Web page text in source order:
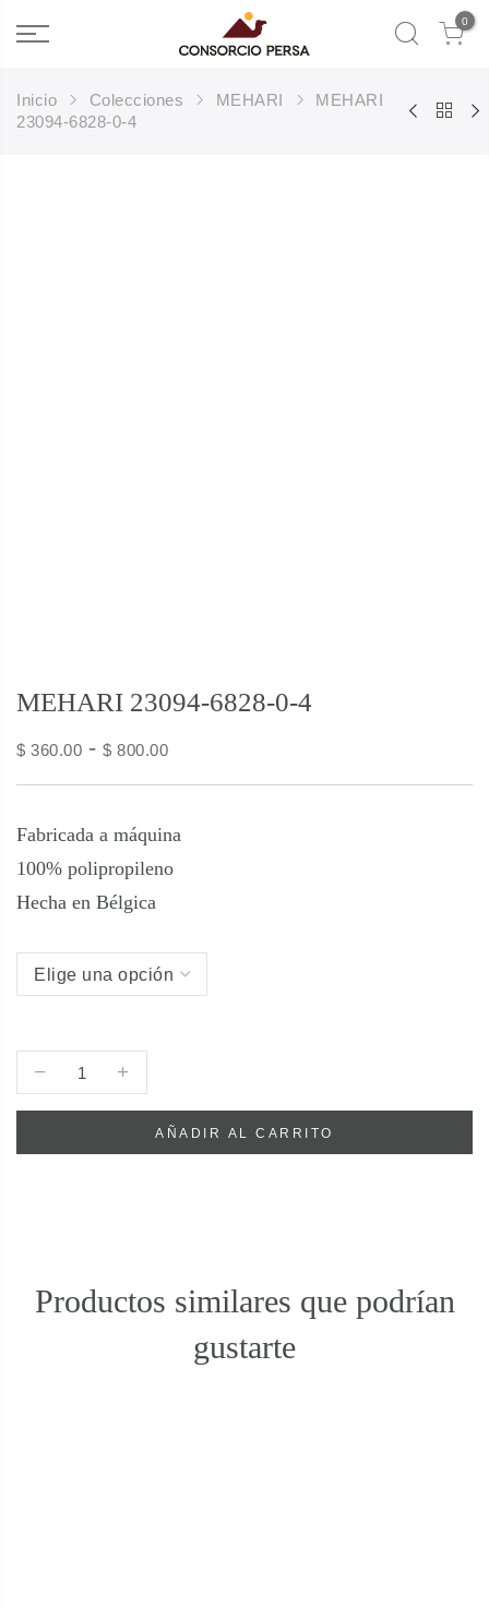
0
Inicio Colecciones MEHARI
MEHARI
23094-6828-0-4
MEHARI 23094-6828-0-4
$ 360.00 - $ 800.00
Fabricada a máquina
100% polipropileno
Hecha en Bélgica
AÑADIR AL CARRITO
Productos similares que podrían
gustarte